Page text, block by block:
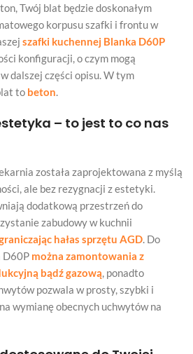
Twój blat będzie doskonałym
korpusu szafki i frontu w
szafki kuchennej Blanka D60P
konfiguracji, o czym mogą
dalszej części opisu. W tym
to beton.
– to jest to co nas
została zaprojektowana z myślą
ale bez rezygnacji z estetyki.
dodatkową przestrzeń do
zabudowy w kuchnii
hałas sprzętu AGD. Do
D60P można zamontowania z
bądź gazową, ponadto
pozwala w prosty, szybki i
wymianę obecnych uchwytów na